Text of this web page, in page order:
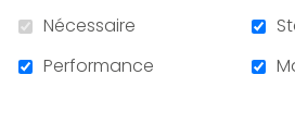
Nécessaire
Performance